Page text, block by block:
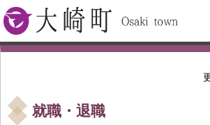
大崎町
就職・退職